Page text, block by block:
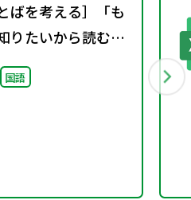
とばを考える］「も
りたいから読む」
体験〜百科事典か
める、読書の入り
国語